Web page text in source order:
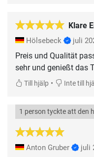
Klare
Hölsebeck juli
Preis und Qualität
sehr und genießt das
Till hjälp • Inte till
1 person tyckte att den
Anton Gruber juli